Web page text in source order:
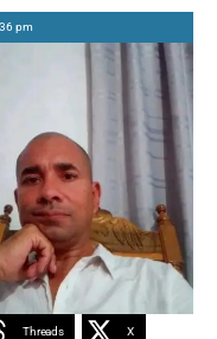
pm
Threads X